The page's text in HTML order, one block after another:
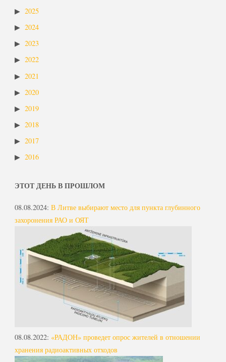
2025
2024
2023
2022
2021
2020
2019
2018
2017
2016
ЭТОТ ДЕНЬ В ПРОШЛОМ
08.08.2024: В Литве выбирают место для пункта глубинного
захоронения РАО и ОЯТ
08.08.2022: «РАДОН» проведет опрос жителей в отношении
хранения радиоактивных отходов